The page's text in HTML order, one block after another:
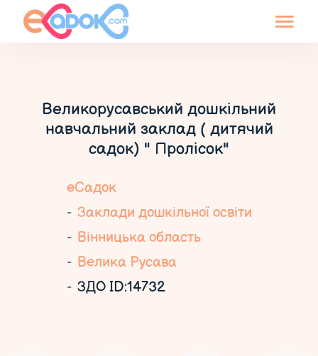
Великорусавський дошкільний
навчальний заклад ( дитячий
садок) " Пролісок"
еСадок
Заклади дошкільної освіти
Вінницька область
Велика Русава
ЗДО ID:14732